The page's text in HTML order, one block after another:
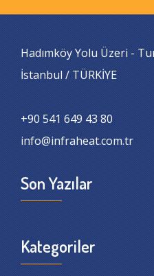
Hadımköy Yolu Üzeri -
İstanbul / TÜRKİYE
+90 541 649 43 80
info@infraheat.com.tr
Son Yazılar
Kategoriler